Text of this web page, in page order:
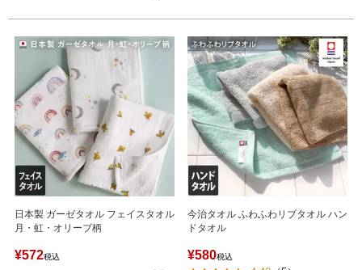
日本製 ガーゼタオル フェイスタオル
月・虹・オリーブ柄
¥572税込
今治タオル ふわふわリブタオル ハン
ドタオル
¥580税込